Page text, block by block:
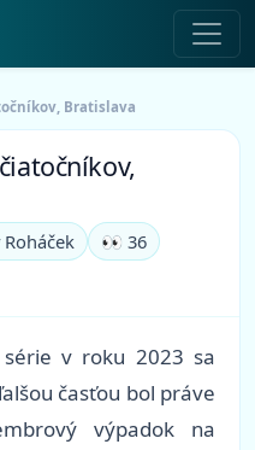
Bratislava
👀 36
v roku 2023 sa
časťou bol práve
výpadok na